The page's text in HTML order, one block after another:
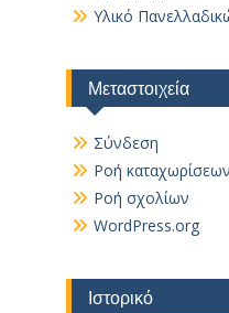
Υλικό
Μεταστοιχεία
Σύνδεση
Ροή καταχωρίσεων
Ροή σχολίων
WordPress.org
Ιστορικό